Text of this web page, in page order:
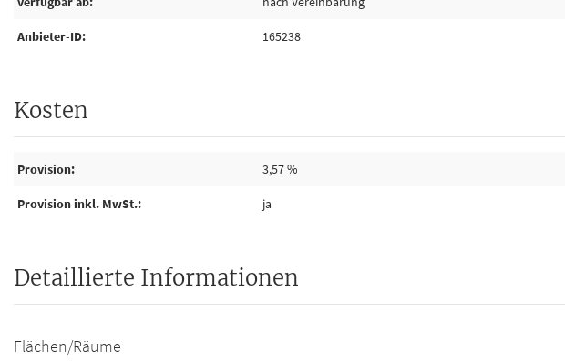
Anbieter-ID 165238
Kosten
Provision 3,57 %
Provision inkl. MwSt. ja
Detaillierte Informationen
Flächen/Räume